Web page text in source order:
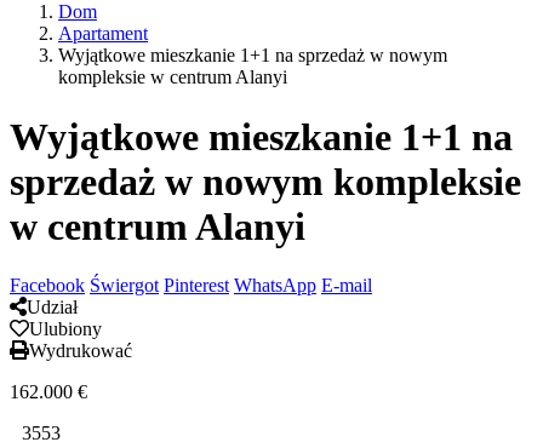
Dom
Apartament
Wyjątkowe mieszkanie 1+1 na sprzedaż w nowym
kompleksie w centrum Alanyi
Wyjątkowe mieszkanie 1+1 na
sprzedaż w nowym kompleksie
w centrum Alanyi
Facebook Świergot Pinterest WhatsApp E-mail
Udział
Ulubiony
Wydrukować
162.000 €
3553